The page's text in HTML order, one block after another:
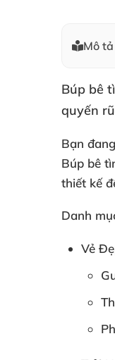
Mô tả
Búp bê
quyến
Bạn
Búp bê
thiết kế
Danh
Vẻ